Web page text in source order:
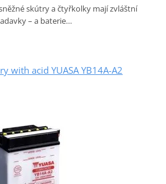
skútry a čtyřkolky mají zvláštní
– a baterie…
with acid YUASA YB14A-A2